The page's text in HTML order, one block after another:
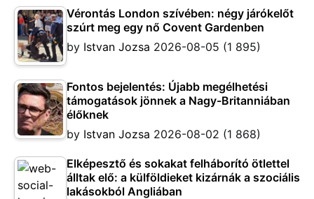
Vérontás London szívében: négy járókelőt
szúrt meg egy nő Covent Gardenben
by Istvan Jozsa 2026-08-05 (1 895)
Fontos bejelentés: Újabb megélhetési
támogatások jönnek a Nagy-Britanniában
élőknek
by Istvan Jozsa 2026-08-02 (1 868)
Elképesztő és sokakat felháborító ötlettel
álltak elő: a külföldieket kizárnák a szociális
lakásokból Angliában